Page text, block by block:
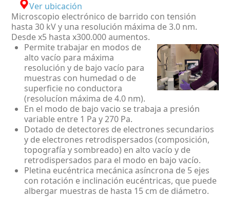
Ver ubicación
Microscopio electrónico de barrido con tensión
hasta 30 kV y una resolución máxima de 3.0 nm.
Desde x5 hasta x300.000 aumentos.
Permite trabajar en modos de
alto vacío para máxima
resolución y de bajo vacío para
muestras con humedad o de
superficie no conductora
(resolucíon máxima de 4.0 nm).
En el modo de bajo vacio se trabaja a presión
variable entre 1 Pa y 270 Pa.
Dotado de detectores de electrones secundarios
y de electrones retrodispersados (composición,
topografía y sombreado) en alto vacío y de
retrodispersados para el modo en bajo vacío.
Pletina eucéntrica mecánica asíncrona de 5 ejes
con rotación e inclinación eucéntricas, que puede
albergar muestras de hasta 15 cm de diámetro.